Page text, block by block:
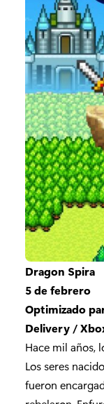
Dragon Spira
5 de febrero
Optimizado
Delivery /
Hace mil años,
Los seres
fueron